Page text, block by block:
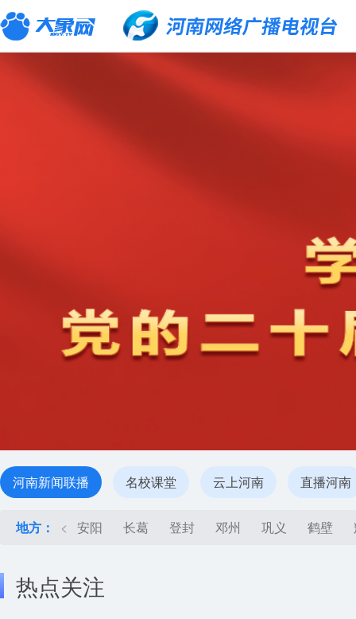
河南新闻联播 名校课堂 云上河南 直播河南
地方： < 安阳 长葛 登封 邓州 巩义 鹤壁
热点关注